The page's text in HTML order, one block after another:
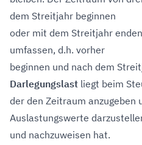
dem Streitjahr beginnen
oder mit dem Streitjahr
umfassen, d.h. vorher
beginnen und nach dem
Darlegungslast liegt beim
der den Zeitraum anzugeben
Auslastungswerte
und nachzuweisen hat.